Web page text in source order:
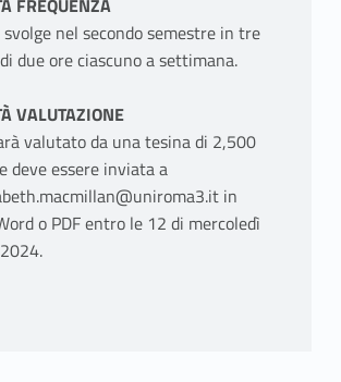
FREQUENZA
svolge nel secondo semestre in tre
due ore ciascuno a settimana.
VALUTAZIONE
valutato da una tesina di 2,500
deve essere inviata a
in
o PDF entro le 12 di mercoledì